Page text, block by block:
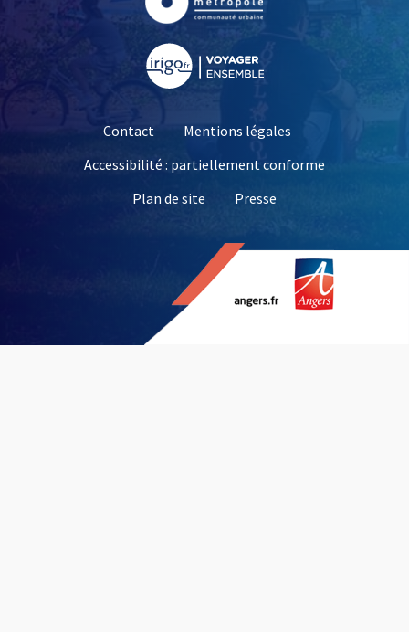
Contact
Mentions légales
Accessibilité : partiellement conforme
Plan de site
Presse